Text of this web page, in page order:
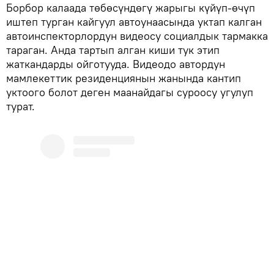
Борбор калаада төбөсүндөгү жарыгы күйүп-өчүп
иштеп турган кайгуул автоунаасында уктап калган
автоинспекторлордун видеосу социалдык тармакка
тараган. Анда тартып алган киши тук этип
жаткандарды ойготууда. Видеодо автордун
мамлекеттик резиденциянын жанында кантип
уктоого болот деген маанайдагы суроосу угулуп
турат.